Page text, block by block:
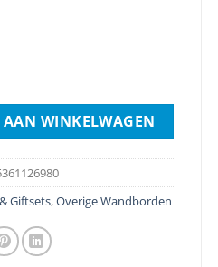
- Happy 16th Birthday aantal
AAN WINKELWAGEN
Giftsets,Overige Wandborden